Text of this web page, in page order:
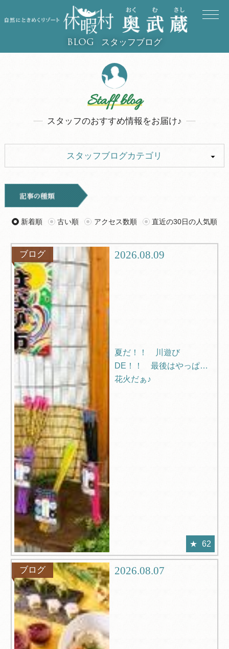
BLOG スタッフブログ
Staff blog
スタッフのおすすめ情報をお届け♪
スタッフブログカテゴリ
お知らせ
ツアー グルメ
観光
Q＆A
新着順 古い順 アクセス数順 直近の30日の人気順
ブログ 2026.08.09
夏だ！！ 川遊び
DE！！ 最後はやっぱり
花火だぁ♪
62
ブログ 2026.08.07